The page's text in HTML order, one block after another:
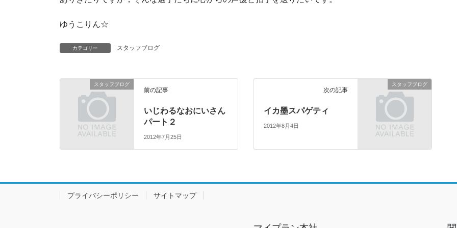
ゆうこりん☆
カテゴリー スタッフブログ
スタッフブログ
前の記事
いじわるなおにいさん
パート２
2012年7月25日
スタッフブログ
次の記事
イカ墨スパゲティ
2012年8月4日
プライバシーポリシー サイトマップ